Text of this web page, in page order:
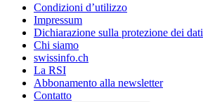
Condizioni d’utilizzo
Impressum
Dichiarazione sulla protezione dei dati
Chi siamo
swissinfo.ch
La RSI
Abbonamento alla newsletter
Contatto